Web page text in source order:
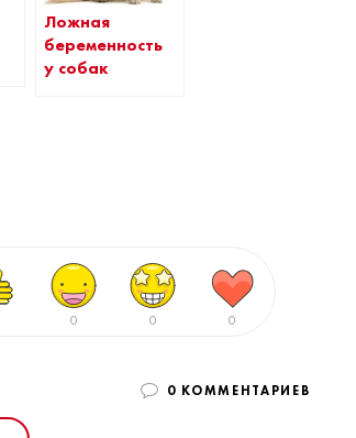
Ложная
беременность
у собак
0 0 0
0 КОММЕНТАРИЕВ